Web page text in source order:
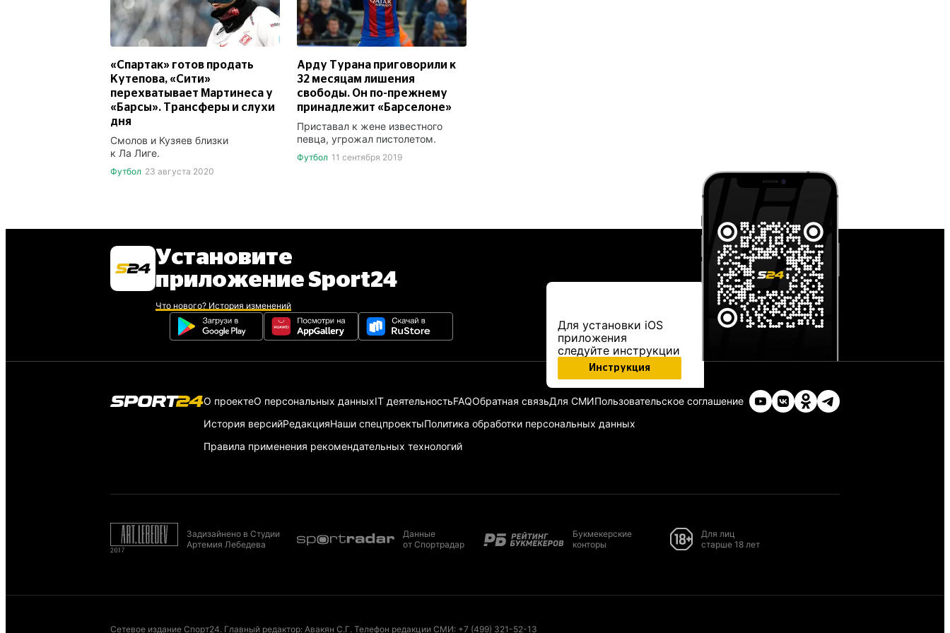
«Спартак» готов продать
Кутепова, «Сити»
перехватывает Мартинеса у
«Барсы». Трансферы и слухи
дня
Смолов и Кузяев близки
к Ла Лиге.
Футбол 23 августа 2020
Арду Турана приговорили к
32 месяцам лишения
свободы. Он по-прежнему
принадлежит «Барселоне»
Приставал к жене известного
певца, угрожал пистолетом.
Футбол 11 сентября 2019
Установите
приложение Sport24
Что нового? История изменений
Для установки iOS
приложения
следуйте инструкции
Инструкция
О проектеО персональных данныхIT деятельностьFAQОбратная связьДля СМИПользовательское соглашение
История версийРедакцияНаши спецпроектыПолитика обработки персональных данных
Правила применения рекомендательных технологий
Задизайнено в Студии
Артемия Лебедева
Данные
от Спортрадар
Букмекерские
конторы
Для лиц
старше 18 лет
Сетевое издание Спорт24. Главный редактор: Авакян С.Г. Телефон редакции СМИ: +7 (499) 321-52-13